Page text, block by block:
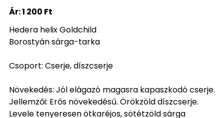
Ár:1 200 Ft
Hedera helix Goldchild
Borostyán sárga-tarka
Csoport: Cserje, díszcserje
Növekedés: Jól elágazó magasra kapaszkodó cserje.
Jellemzői: Erős növekedésű. Örökzöld díszcserje.
Levele tenyeresen ötkaréjos, sötétzöld sárga